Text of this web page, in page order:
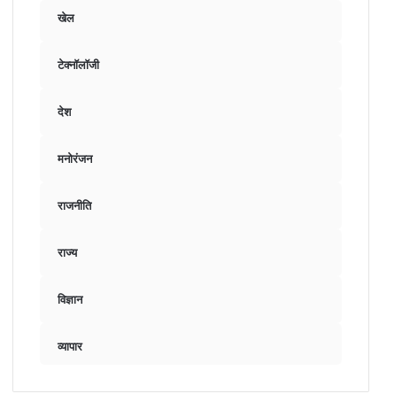
खेल
टेक्नॉलॉजी
देश
मनोरंजन
राजनीति
राज्य
विज्ञान
व्यापार